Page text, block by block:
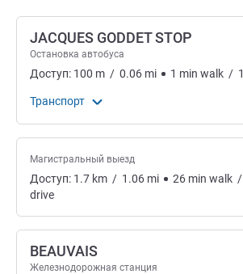
JACQUES GODDET STOP
Остановка автобуса
Доступ: 100 m / 0.06 mi 1 min walk / 1
Транспорт
Магистральный выезд
Доступ: 1.7 km / 1.06 mi 26 min walk /
drive
BEAUVAIS
Железнодорожная станция